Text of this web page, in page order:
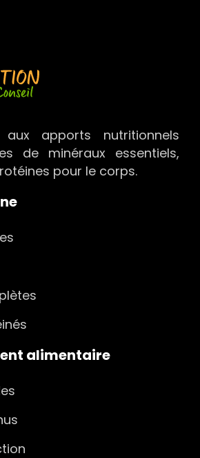
apports nutritionnels
de minéraux essentiels,
pour le corps.
alimentaire